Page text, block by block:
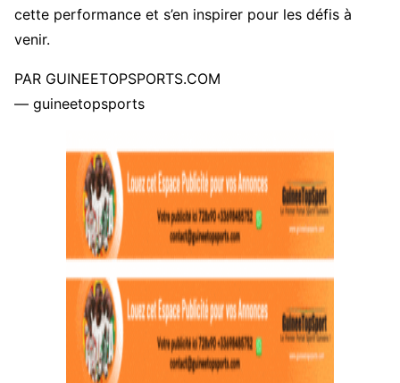
cette performance et s’en inspirer pour les défis à
venir.
PAR GUINEETOPSPORTS.COM
— guineetopsports